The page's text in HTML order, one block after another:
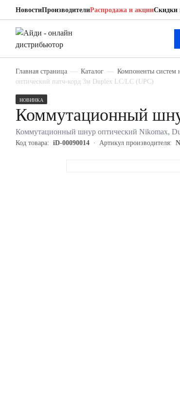
НовостиПроизводителиРаспродажа и акцииСкидки
Главная страница Каталог Компоненты систем
оптический патч-корд 3м Duplex LC/LC (UPC)
НОВИНКА
Коммутационный
Коммутационный шнур оптический Nikomax,
Код товара: iD-00090014 Артикул производителя:
Nikomax NMF-PC2S2C2-LCU-LCU-
Коммутационный шнур оптический